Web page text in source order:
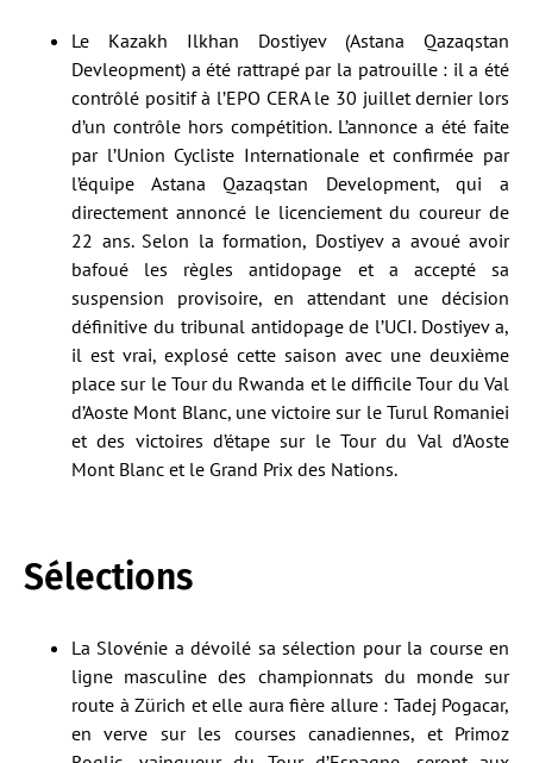
Le Kazakh Ilkhan Dostiyev (Astana Qazaqstan
Devleopment) a été rattrapé par la patrouille : il a été
contrôlé positif à l’EPO CERA le 30 juillet dernier lors
d’un contrôle hors compétition. L’annonce a été faite
par l’Union Cycliste Internationale et confirmée par
l’équipe Astana Qazaqstan Development, qui a
directement annoncé le licenciement du coureur de
22 ans. Selon la formation, Dostiyev a avoué avoir
bafoué les règles antidopage et a accepté sa
suspension provisoire, en attendant une décision
définitive du tribunal antidopage de l’UCI. Dostiyev a,
il est vrai, explosé cette saison avec une deuxième
place sur le Tour du Rwanda et le difficile Tour du Val
d’Aoste Mont Blanc, une victoire sur le Turul Romaniei
et des victoires d’étape sur le Tour du Val d’Aoste
Mont Blanc et le Grand Prix des Nations.
Sélections
La Slovénie a dévoilé sa sélection pour la course en
ligne masculine des championnats du monde sur
route à Zürich et elle aura fière allure : Tadej Pogacar,
en verve sur les courses canadiennes, et Primoz